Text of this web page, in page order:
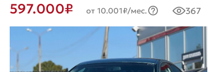
597.000₽
от 10.001₽/мес. 367